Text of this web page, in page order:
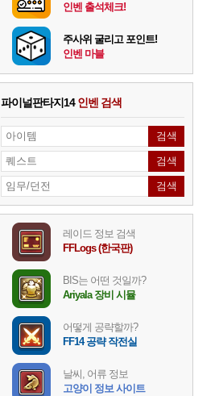
인벤 출석체크!
주사위 굴리고 포인트!
인벤 마블
파이널판타지14인벤 검색
레이드 정보 검색
FFLogs (한국판)
BIS는 어떤 것일까?
Ariyala 장비 시뮬
어떻게 공략할까?
FF14 공략 작전실
날씨, 어류 정보
고양이 정보 사이트